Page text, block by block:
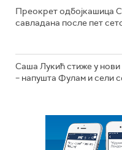
Преокрет одбојкашица
савладана после пет
Саша Лукић стиже у нови
– напушта Фулам и сели